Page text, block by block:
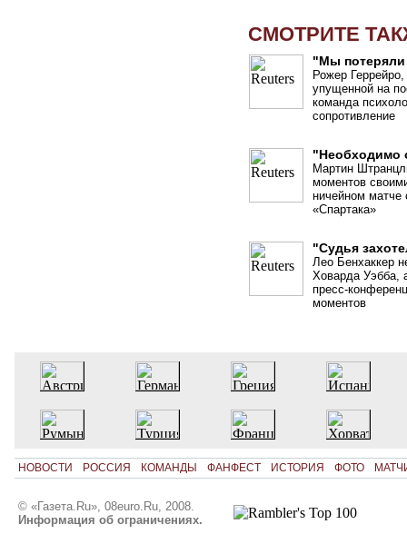
СМОТРИТЕ
"Мы потеряли
Рожер
упущенной на
команда
сопротивление
"Необходимо
Мартин
моментов
ничейном матче
«Спартака»
"Судья
Лео Бенхаккер
Ховарда Уэбба,
пресс-
моментов
НОВОСТИ РОССИЯ КОМАНДЫ ФАНФЕСТ ИСТОРИЯ ФОТО
© «Газета.Ru», 08euro.Ru, 2008.
Информация об ограничениях.